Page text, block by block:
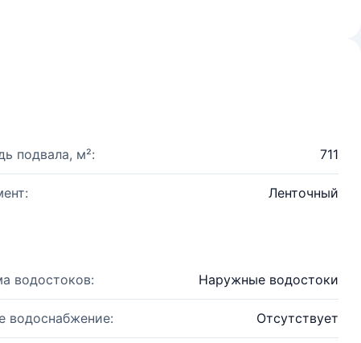
подвала, м²: 711
Ленточный
водостоков: Наружные водостоки
водоснабжение: Отсутствует